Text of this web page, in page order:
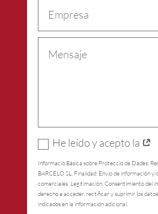
He leído y acepto la
Informació Bàsica sobre Protecció de Dades:
BARCELO SL. Finalidad: Envío de información
comerciales. Legitimación: Consentimiento del
derecho a acceder, rectificar y suprimir los
indicados en la información adicional.